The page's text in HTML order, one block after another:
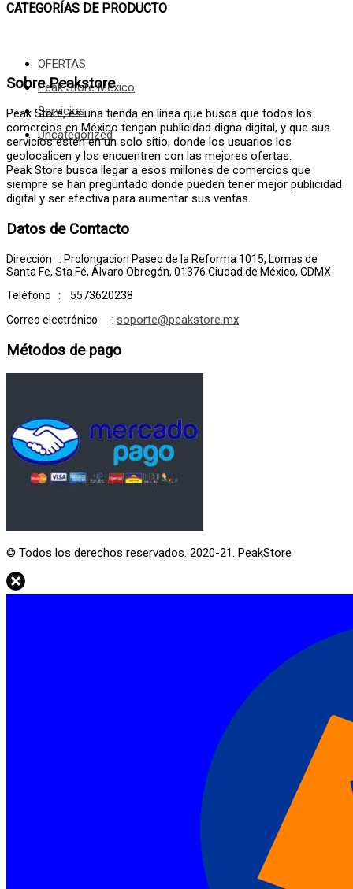
CATEGORÍAS DE PRODUCTO
OFERTAS
Peak Store México
Servicios
Uncategorized
Sobre Peakstore
Peak Store, es una tienda en línea que busca que todos los
comercios en México tengan publicidad digna digital, y que sus
servicios estén en un solo sitio, donde los usuarios los
geolocalicen y los encuentren con las mejores ofertas.
Peak Store busca llegar a esos millones de comercios que
siempre se han preguntado donde pueden tener mejor publicidad
digital y ser efectiva para aumentar sus ventas.
Datos de Contacto
Dirección : Prolongacion Paseo de la Reforma 1015, Lomas de
Santa Fe, Sta Fé, Álvaro Obregón, 01376 Ciudad de México, CDMX
Teléfono : 5573620238
Correo electrónico : soporte@peakstore.mx
Métodos de pago
© Todos los derechos reservados. 2020-21. PeakStore